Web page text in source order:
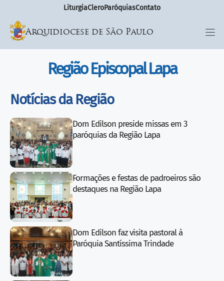
LiturgiaCleroParóquiasContato
Arquidiocese de São Paulo
Região Episcopal Lapa
Notícias da Região
Dom Edilson preside missas em 3
paróquias da Região Lapa
Formações e festas de padroeiros são
destaques na Região Lapa
Dom Edilson faz visita pastoral à
Paróquia Santíssima Trindade